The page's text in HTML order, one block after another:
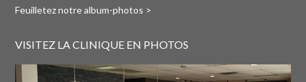
Feuilletez notre album-photos >
VISITEZ LA CLINIQUE EN PHOTOS